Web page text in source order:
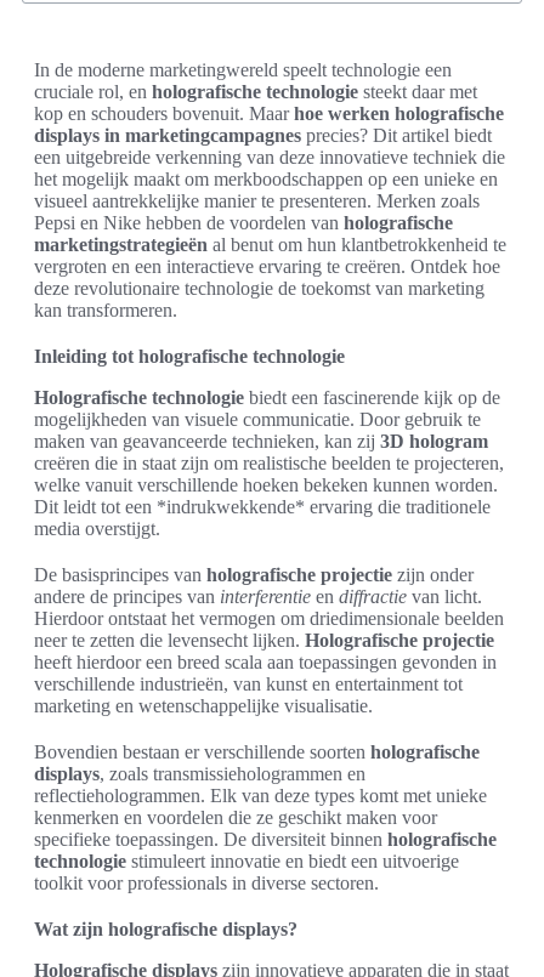
In de moderne marketingwereld speelt technologie een
cruciale rol, en holografische technologie steekt daar met
kop en schouders bovenuit. Maarhoe werken holografische
displays in marketingcampagnes precies? Dit artikel biedt
een uitgebreide verkenning van deze innovatieve techniek die
het mogelijk maakt om merkboodschappen op een unieke en
visueel aantrekkelijke manier te presenteren. Merken zoals
Pepsi en Nike hebben de voordelen van holografische
marketingstrategieën al benut om hun klantbetrokkenheid te
vergroten en een interactieve ervaring te creëren. Ontdek hoe
deze revolutionaire technologie de toekomst van marketing
kan transformeren.
Inleiding tot holografische technologie
Holografische technologie biedt een fascinerende kijk op de
mogelijkheden van visuele communicatie. Door gebruik te
maken van geavanceerde technieken, kan zij 3D hologram
creëren die in staat zijn om realistische beelden te projecteren,
welke vanuit verschillende hoeken bekeken kunnen worden.
Dit leidt tot een *indrukwekkende* ervaring die traditionele
media overstijgt.
De basisprincipes van holografische projectie zijn onder
andere de principes van interferentie en diffractie van licht.
Hierdoor ontstaat het vermogen om driedimensionale beelden
neer te zetten die levensecht lijken. Holografische projectie
heeft hierdoor een breed scala aan toepassingen gevonden in
verschillende industrieën, van kunst en entertainment tot
marketing en wetenschappelijke visualisatie.
Bovendien bestaan er verschillende soorten holografische
displays, zoals transmissiehologrammen en
reflectiehologrammen. Elk van deze types komt met unieke
kenmerken en voordelen die ze geschikt maken voor
specifieke toepassingen. De diversiteit binnen holografische
technologie stimuleert innovatie en biedt een uitvoerige
toolkit voor professionals in diverse sectoren.
Wat zijn holografische displays?
Holografische displays zijn innovatieve apparaten die in staat